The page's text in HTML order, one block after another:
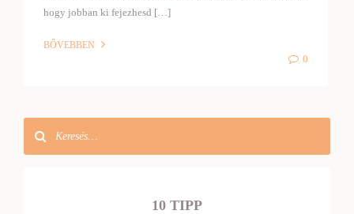
hogy jobban ki fejezhesd […]
BŐVEBBEN
0
10 TIPP